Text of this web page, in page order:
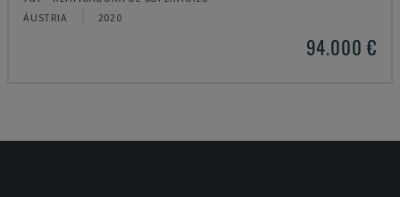
ÁUSTRIA 2020
94.000 €